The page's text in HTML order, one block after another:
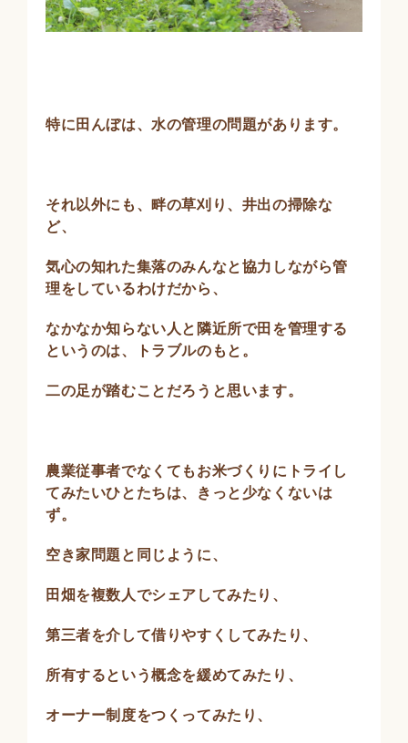
特に田んぼは、水の管理の問題があります。
それ以外にも、畔の草刈り、井出の掃除な
ど、
気心の知れた集落のみんなと協力しながら管
理をしているわけだから、
なかなか知らない人と隣近所で田を管理する
というのは、トラブルのもと。
二の足が踏むことだろうと思います。
農業従事者でなくてもお米づくりにトライし
てみたいひとたちは、きっと少なくないは
ず。
空き家問題と同じように、
田畑を複数人でシェアしてみたり、
第三者を介して借りやすくしてみたり、
所有するという概念を緩めてみたり、
オーナー制度をつくってみたり、